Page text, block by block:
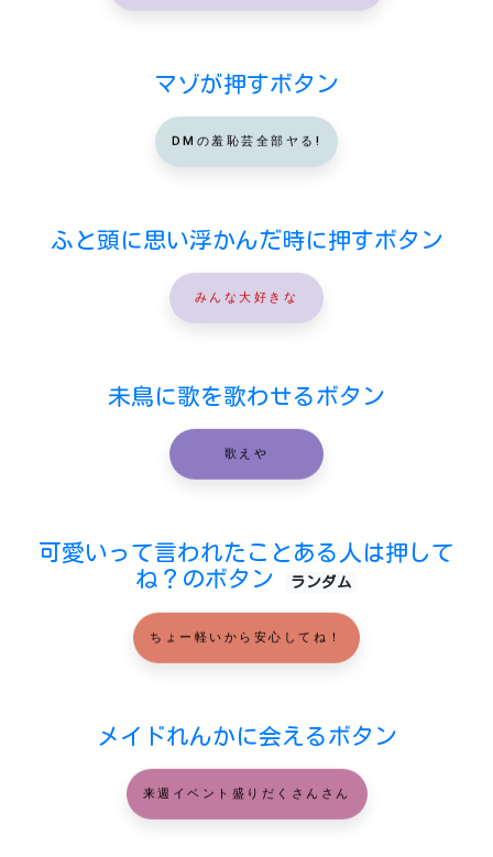
マゾが押すボタン
DMの羞恥芸全部ヤる!
ふと頭に思い浮かんだ時に押すボタン
みんな大好きな
未鳥に歌を歌わせるボタン
歌えや
可愛いって言われたことある人は押して
ね？のボタン
ランダム
ちょー軽いから安心してね！
メイドれんかに会えるボタン
来週イベント盛りだくさんさん